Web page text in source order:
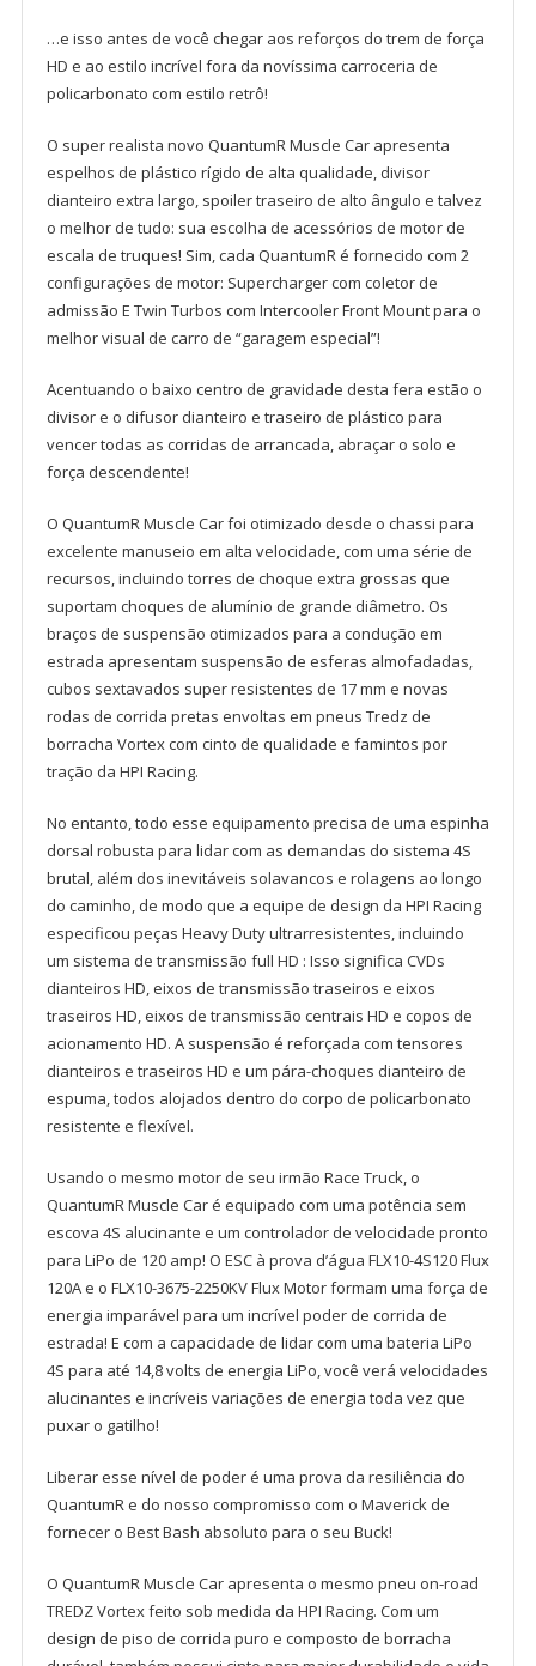
…e isso antes de você chegar aos reforços do trem de força
HD e ao estilo incrível fora da novíssima carroceria de
policarbonato com estilo retrô!
O super realista novo QuantumR Muscle Car apresenta
espelhos de plástico rígido de alta qualidade, divisor
dianteiro extra largo, spoiler traseiro de alto ângulo e talvez
o melhor de tudo: sua escolha de acessórios de motor de
escala de truques! Sim, cada QuantumR é fornecido com 2
configurações de motor: Supercharger com coletor de
admissão E Twin Turbos com Intercooler Front Mount para o
melhor visual de carro de “garagem especial”!
Acentuando o baixo centro de gravidade desta fera estão o
divisor e o difusor dianteiro e traseiro de plástico para
vencer todas as corridas de arrancada, abraçar o solo e
força descendente!
O QuantumR Muscle Car foi otimizado desde o chassi para
excelente manuseio em alta velocidade, com uma série de
recursos, incluindo torres de choque extra grossas que
suportam choques de alumínio de grande diâmetro. Os
braços de suspensão otimizados para a condução em
estrada apresentam suspensão de esferas almofadadas,
cubos sextavados super resistentes de 17 mm e novas
rodas de corrida pretas envoltas em pneus Tredz de
borracha Vortex com cinto de qualidade e famintos por
tração da HPI Racing.
No entanto, todo esse equipamento precisa de uma espinha
dorsal robusta para lidar com as demandas do sistema 4S
brutal, além dos inevitáveis ​​solavancos e rolagens ao longo
do caminho, de modo que a equipe de design da HPI Racing
especificou peças Heavy Duty ultrarresistentes, incluindo
um sistema de transmissão full HD : Isso significa CVDs
dianteiros HD, eixos de transmissão traseiros e eixos
traseiros HD, eixos de transmissão centrais HD e copos de
acionamento HD. A suspensão é reforçada com tensores
dianteiros e traseiros HD e um pára-choques dianteiro de
espuma, todos alojados dentro do corpo de policarbonato
resistente e flexível.
Usando o mesmo motor de seu irmão Race Truck, o
QuantumR Muscle Car é equipado com uma potência sem
escova 4S alucinante e um controlador de velocidade pronto
para LiPo de 120 amp! O ESC à prova d’água FLX10-4S120 Flux
120A e o FLX10-3675-2250KV Flux Motor formam uma força de
energia imparável para um incrível poder de corrida de
estrada! E com a capacidade de lidar com uma bateria LiPo
4S para até 14,8 volts de energia LiPo, você verá velocidades
alucinantes e incríveis variações de energia toda vez que
puxar o gatilho!
Liberar esse nível de poder é uma prova da resiliência do
QuantumR e do nosso compromisso com o Maverick de
fornecer o Best Bash absoluto para o seu Buck!
O QuantumR Muscle Car apresenta o mesmo pneu on-road
TREDZ Vortex feito sob medida da HPI Racing. Com um
design de piso de corrida puro e composto de borracha